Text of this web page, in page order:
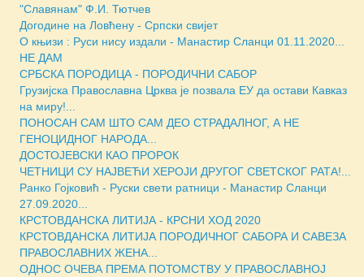
"Славянам" Ф.И. Тютчев
Догодине на Ловћену - Српски свијет
О књизи : Руси нису издали - Манастир Сланци 01.11.2020...
НЕ ДАМ
СРБСКА ПОРОДИЦА - ПОРОДИЧНИ САБОР
Грузијска Православна Црква је позвала ЕУ да остави Кавказ
на миру!...
ПОНОСАН САМ ШТО САМ ДЕО СТРАДАЛНОГ, А НЕ
ГЕНОЦИДНОГ НАРОДА...
ДОСТОЈЕВСКИ КАО ПРОРОК
ЧЕТНИЦИ СУ НАЈВЕЋИ ХЕРОЈИ ДРУГОГ СВЕТСКОГ РАТА!...
Ранко Гојковић - Руски свети ратници - Манастир Сланци
27.09.2020...
КРСТОВДАНСКА ЛИТИЈА - КРСНИ ХОД 2020
КРСТОВДАНСКА ЛИТИЈА ПОРОДИЧНОГ САБОРА И САВЕЗА
ПРАВОСЛАВНИХ ЖЕНА...
ОДНОС ОЧЕВА ПРЕМА ПОТОМСТВУ У ПРАВОСЛАВНОЈ